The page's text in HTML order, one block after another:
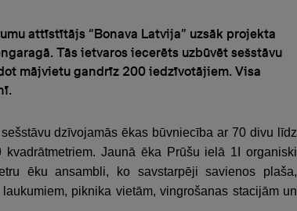
attīstītājs “Bonava Latvija” uzsāk projekta
Tās ietvaros iecerēts uzbūvēt sešstāvu
mājvietu gandrīz 200 iedzīvotājiem. Visa
dzīvojamās ēkas būvniecība ar 70 divu līdz
Jaunā ēka Prūšu ielā 1I organiski
ēku ansambli, ko savstarpēji savienos plaša,
piknika vietām, vingrošanas stacijām un